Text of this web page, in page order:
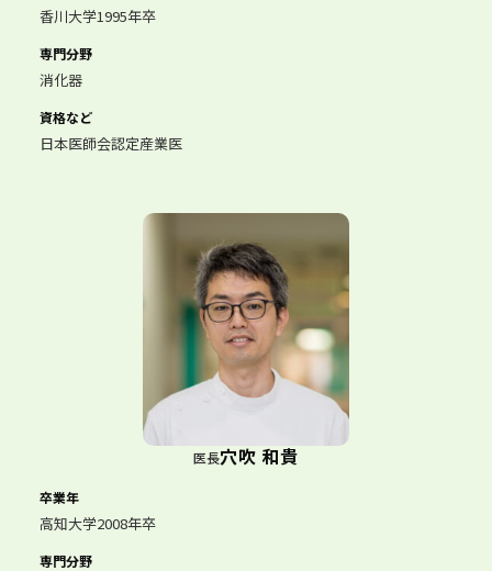
香川大学1995年卒
専門分野
消化器
資格など
日本医師会認定産業医
医長穴吹 和貴
卒業年
高知大学2008年卒
専門分野